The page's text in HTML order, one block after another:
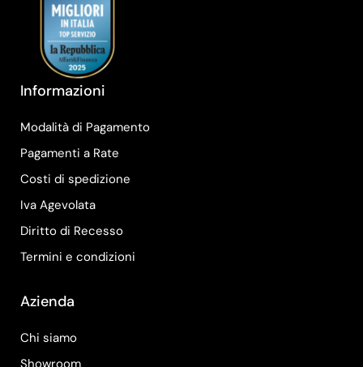
Informazioni
Modalità di Pagamento
Pagamenti a Rate
Costi di spedizione
Iva Agevolata
Diritto di Recesso
Termini e condizioni
Azienda
Chi siamo
Showroom